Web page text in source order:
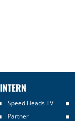
INTERN
Speed Heads TV
Partner